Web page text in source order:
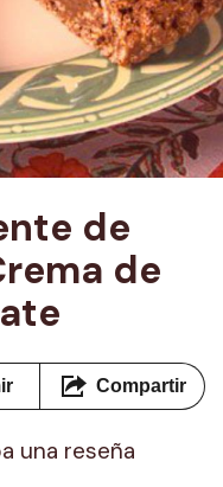
de
de
Compartir
una reseña